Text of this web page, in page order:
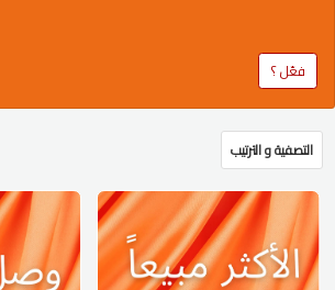
فعّل ؟
التصفية و الترتيب